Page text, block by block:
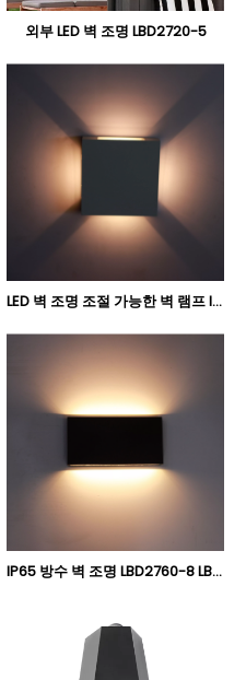
외부 LED 벽 조명 LBD2720-5
LED 벽 조명 조절 가능한 벽 램프 IP65 LBD5050-4
IP65 방수 벽 조명 LBD2760-8 LBD2780-12